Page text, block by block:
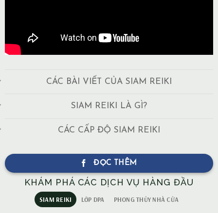
CÁC BÀI VIẾT CỦA SIAM REIKI
SIAM REIKI LÀ GÌ?
CÁC CẤP ĐỘ SIAM REIKI
ĐỌC THÊM
KHÁM PHÁ CÁC DỊCH VỤ HÀNG ĐẦU
SIAM REIKI LỚP DPA PHONG THỦY NHÀ CỬA